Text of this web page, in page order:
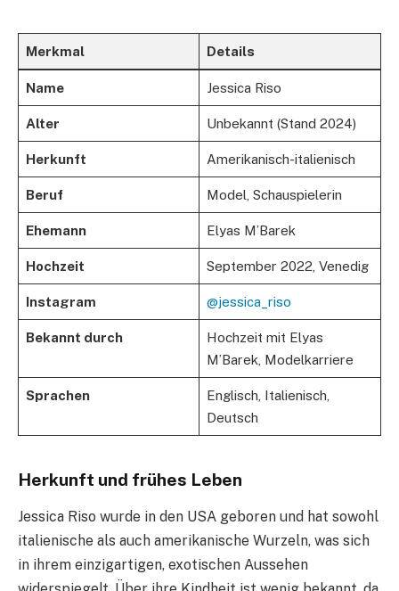
Merkmal Details
Name Jessica Riso
Alter Unbekannt (Stand 2024)
Herkunft Amerikanisch-italienisch
Beruf Model, Schauspielerin
Ehemann Elyas M’Barek
Hochzeit September 2022, Venedig
Instagram @jessica_riso
Bekannt durch
Hochzeit mit Elyas
M’Barek, Modelkarriere
Sprachen
Englisch, Italienisch,
Deutsch
Herkunft und frühes Leben
Jessica Riso wurde in den USA geboren und hat sowohl
italienische als auch amerikanische Wurzeln, was sich
in ihrem einzigartigen, exotischen Aussehen